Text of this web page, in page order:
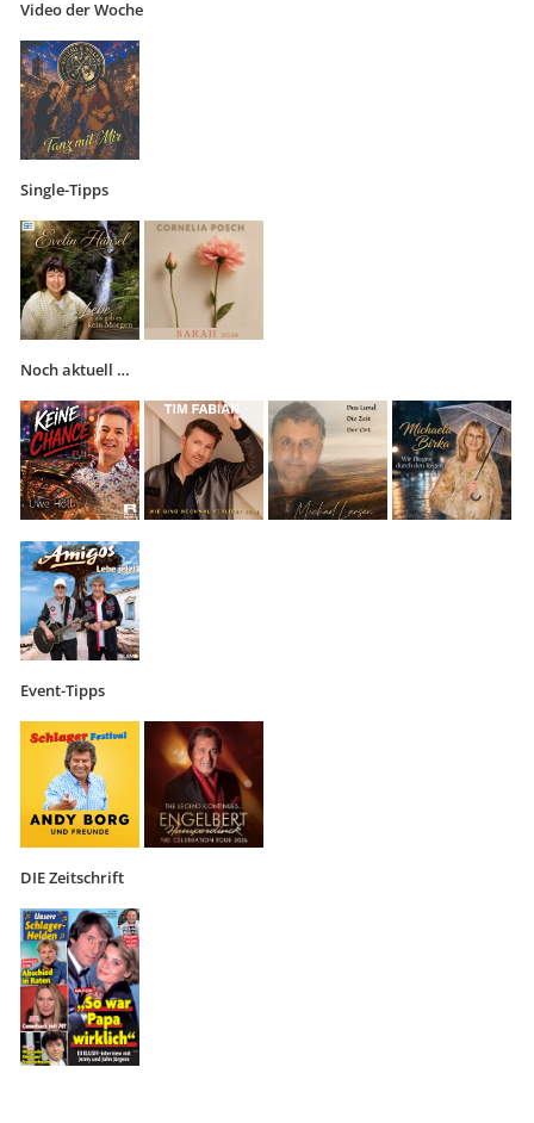
Video der Woche
Single-Tipps
Noch aktuell …
Event-Tipps
DIE Zeitschrift